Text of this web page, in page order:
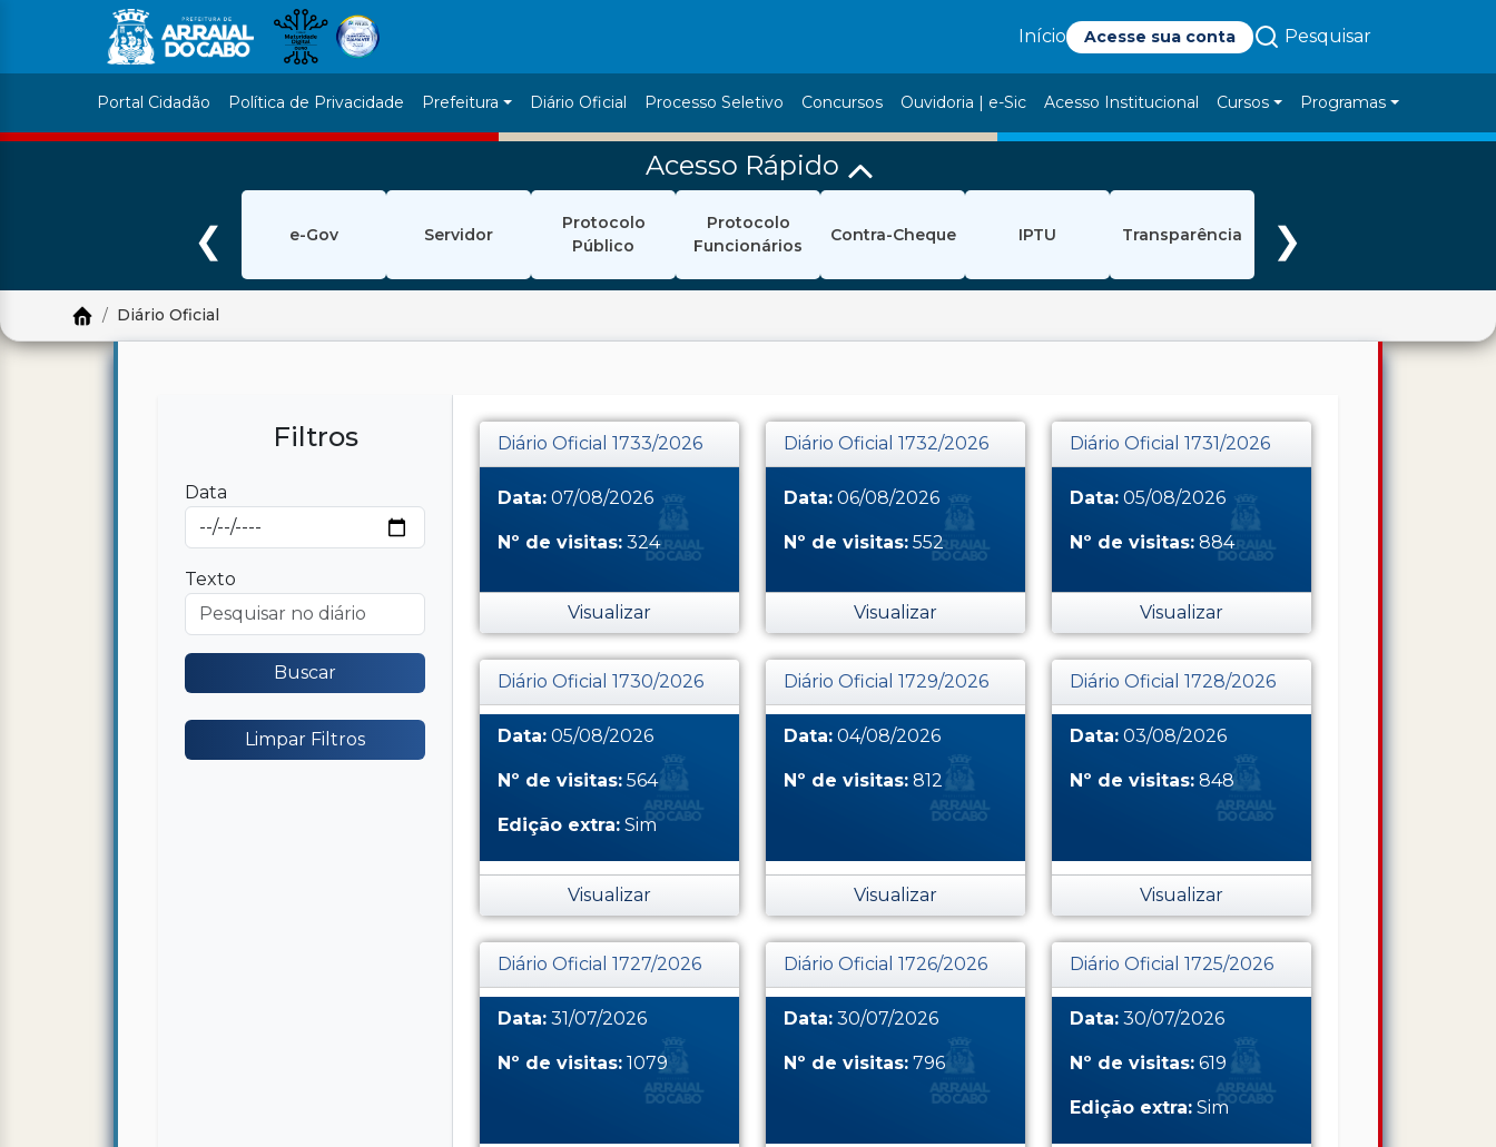
Início Acesse sua conta Pesquisar
Portal Cidadão Política de Privacidade Prefeitura Diário Oficial Processo Seletivo Concursos Ouvidoria | e-Sic Acesso Institucional Cursos Programas
Acesso Rápido
❮ e-Gov Servidor
Protocolo
Público
Protocolo
Funcionários
Contra-Cheque IPTU Transparência ❯
Diário Oficial
Filtros
Data
Texto
Buscar
Limpar Filtros
Diário Oficial 1733/2026
Data: 07/08/2026
Nº de visitas: 324
Visualizar
Diário Oficial 1732/2026
Data:06/08/2026
Nº de visitas: 552
Visualizar
Diário Oficial 1731/2026
Data:05/08/2026
Nº de visitas: 884
Visualizar
Diário Oficial 1730/2026
Data: 05/08/2026
Nº de visitas: 564
Edição extra: Sim
Visualizar
Diário Oficial 1729/2026
Data:04/08/2026
Nº de visitas: 812
Visualizar
Diário Oficial 1728/2026
Data:03/08/2026
Nº de visitas: 848
Visualizar
Diário Oficial 1727/2026
Data: 31/07/2026
Nº de visitas: 1079
Diário Oficial 1726/2026
Data:30/07/2026
Nº de visitas: 796
Diário Oficial 1725/2026
Data:30/07/2026
Nº de visitas: 619
Edição extra:Sim